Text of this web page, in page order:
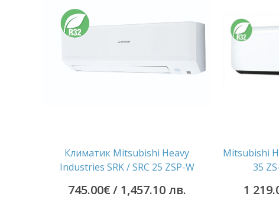
Климатик Mitsubishi Heavy
Industries SRK / SRC 25 ZSP-W
745.00€/ 1,457.10 лв.
Mitsubishi
35
1